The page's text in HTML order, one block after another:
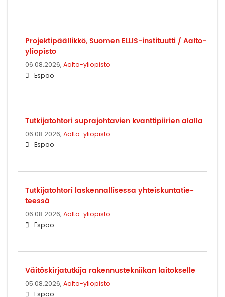
Pro­jek­ti­pääl­lik­kö, Suo­men ELLIS-​instituutti / Aalto-​
yliopisto
06.08.2026, Aalto-yliopisto
Espoo
Tut­ki­ja­toh­to­ri supra­joh­ta­vien kvant­ti­pii­rien alal­la
06.08.2026, Aalto-yliopisto
Espoo
Tut­ki­ja­toh­to­ri las­ken­nal­li­ses­sa yh­teis­kun­ta­tie­
tees­sä
06.08.2026, Aalto-yliopisto
Espoo
Väi­tös­kir­ja­tut­ki­ja ra­ken­nus­tek­nii­kan lai­tok­sel­le
05.08.2026, Aalto-yliopisto
Espoo